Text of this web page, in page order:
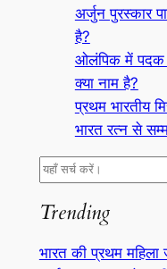
अर्जुन पुरस्कार
है?
ओलंपिक में पदक
क्या नाम है?
प्रथम भारतीय
भारत रत्न से
S
a
c
Trending
भारत की प्रथम